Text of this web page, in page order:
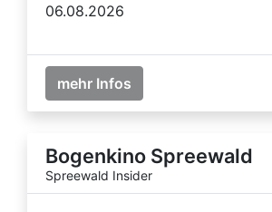
06.08.2026
mehr Infos
Bogenkino Spreewald
Spreewald Insider